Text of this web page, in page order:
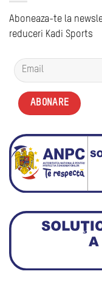
Aboneaza-te la
reduceri Kadi Sports